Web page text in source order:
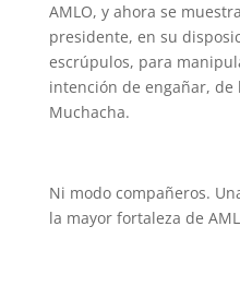
AMLO, y ahora se
presidente, en su
escrúpulos, para
intención de engañar, de
Muchacha.
Ni modo compañeros.
la mayor fortaleza de